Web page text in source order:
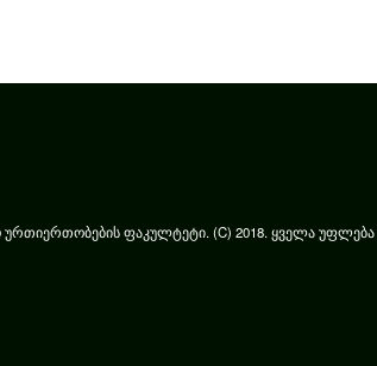
ფაკულტეტი. (C) 2018. ყველა